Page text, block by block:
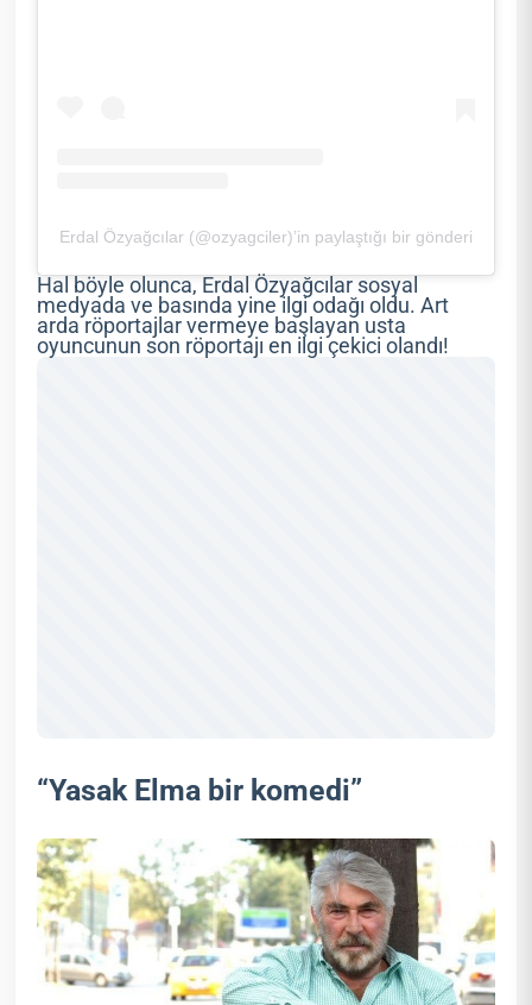
Erdal Özyağcılar (@ozyagciler)’in paylaştığı bir gönderi
Hal böyle olunca, Erdal Özyağcılar sosyal
medyada ve basında yine ilgi odağı oldu. Art
arda röportajlar vermeye başlayan usta
oyuncunun son röportajı en ilgi çekici olandı!
“Yasak Elma bir komedi”